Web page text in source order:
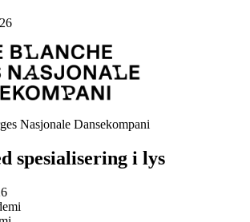
Nasjonale Dansekompani
spesialisering i lys